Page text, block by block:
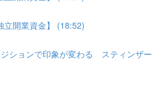
立開業資金】 (18:52)
ションで印象が変わる スティンザー